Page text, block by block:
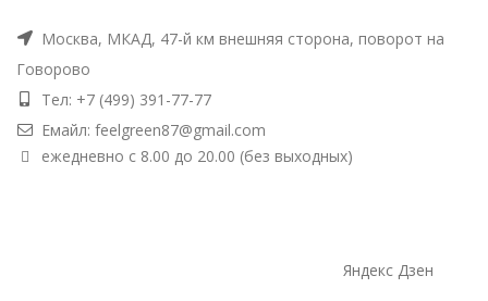
Москва, МКАД, 47-й км внешняя сторона, поворот на
Говорово
Тел: +7 (499) 391-77-77
Емайл: feelgreen87@gmail.com
ежедневно с 8.00 до 20.00 (без выходных)
Яндекс Дзен